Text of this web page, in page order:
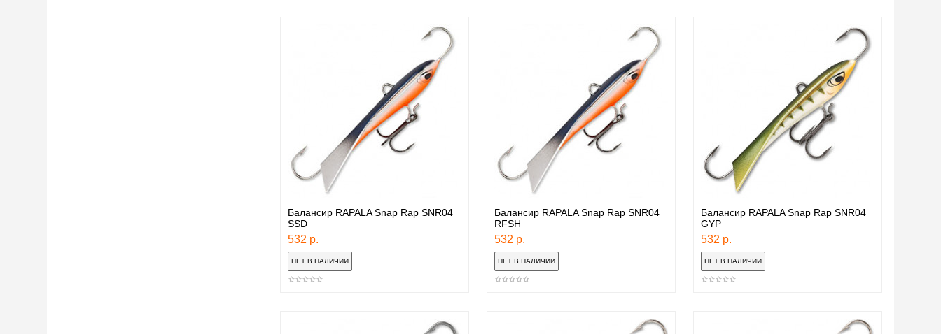
Балансир RAPALA Snap Rap SNR04
SSD
532 р.
Балансир RAPALA Snap Rap SNR04
RFSH
532 р.
Балансир RAPALA Snap Rap SNR04
GYP
532 р.